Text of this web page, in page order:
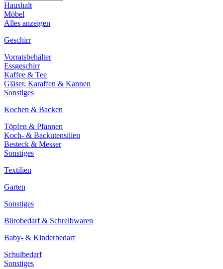
Haushalt
Möbel
Alles anzeigen
Geschirr
Vorratsbehälter
Essgeschirr
Kaffee & Tee
Gläser, Karaffen & Kannen
Sonstiges
Kochen & Backen
Töpfen & Pfannen
Koch- & Backutensilien
Besteck & Messer
Sonstiges
Textilien
Garten
Sonstiges
Bürobedarf & Schreibwaren
Baby- & Kinderbedarf
Schulbedarf
Sonstiges